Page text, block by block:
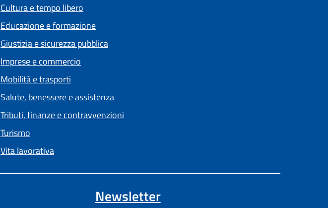
Cultura e tempo libero
Educazione e formazione
Giustizia e sicurezza pubblica
Imprese e commercio
Mobilità e trasporti
Salute, benessere e assistenza
Tributi, finanze e contravvenzioni
Turismo
Vita lavorativa
Newsletter